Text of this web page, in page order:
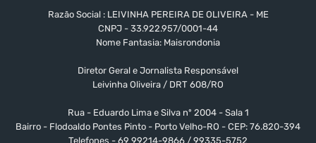
Razão Social : LEIVINHA PEREIRA DE OLIVEIRA - ME
CNPJ - 33.922.957/0001-44
Nome Fantasia: Maisrondonia
Diretor Geral e Jornalista Responsável
Leivinha Oliveira / DRT 608/RO
Rua - Eduardo Lima e Silva nº 2004 - Sala 1
Bairro - Flodoaldo Pontes Pinto - Porto Velho-RO - CEP: 76.820-394
Telefones - 69 99214-9866 / 99335-5752